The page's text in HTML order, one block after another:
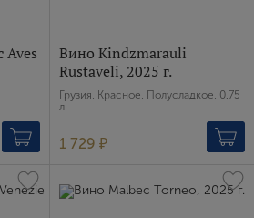
Aves
Вино Kindzmarauli
Rustaveli, 2025 г.
Грузия, Красное, Полусладкое, 0.75
л
1 729 ₽